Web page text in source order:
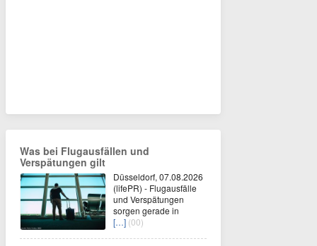
Was bei Flugausfällen und
Verspätungen gilt
Düsseldorf, 07.08.2026
(lifePR) - Flugausfälle
und Verspätungen
sorgen gerade in
[…] (00)